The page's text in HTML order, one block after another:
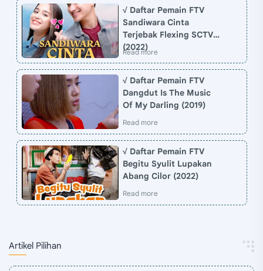
√ Daftar Pemain FTV
Sandiwara Cinta
Terjebak Flexing SCTV
(2022)
√ Daftar Pemain FTV
Dangdut Is The Music
Of My Darling (2019)
√ Daftar Pemain FTV
Begitu Syulit Lupakan
Abang Cilor (2022)
Artikel Pilihan